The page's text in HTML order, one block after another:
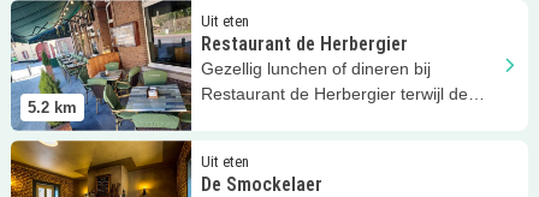
5.2 km
Uit eten
Restaurant de Herbergier
Gezellig lunchen of dineren bij
Restaurant de Herbergier terwijl de
Lees meer Restaurant de Herbergier
Uit eten
De Smockelaer
Lees meer De Smockelaer